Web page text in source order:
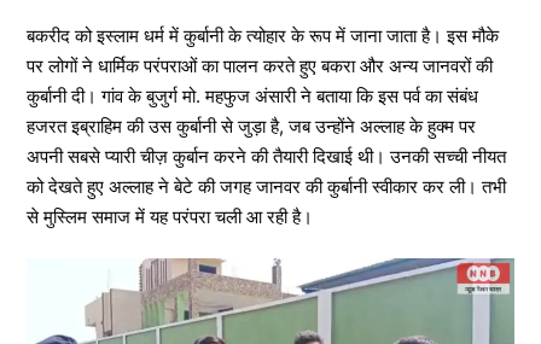
बकरीद को इस्लाम धर्म में कुर्बानी के त्योहार के रूप में जाना जाता है। इस मौके
पर लोगों ने धार्मिक परंपराओं का पालन करते हुए बकरा और अन्य जानवरों की
कुर्बानी दी। गांव के बुजुर्ग मो. महफुज अंसारी ने बताया कि इस पर्व का संबंध
हजरत इब्राहिम की उस कुर्बानी से जुड़ा है, जब उन्होंने अल्लाह के हुक्म पर
अपनी सबसे प्यारी चीज़ कुर्बान करने की तैयारी दिखाई थी। उनकी सच्ची नीयत
को देखते हुए अल्लाह ने बेटे की जगह जानवर की कुर्बानी स्वीकार कर ली। तभी
से मुस्लिम समाज में यह परंपरा चली आ रही है।